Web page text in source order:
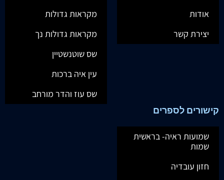
אודות
יצירת קשר
מקראות גדולות
מקראות גדולות נך
שס שוטנשטיין
עין איה ברכות
שס עוז והדר מורחב
קישורים לספרים
שמועות ראיה- בראשית
שמות
חזון עובדיה